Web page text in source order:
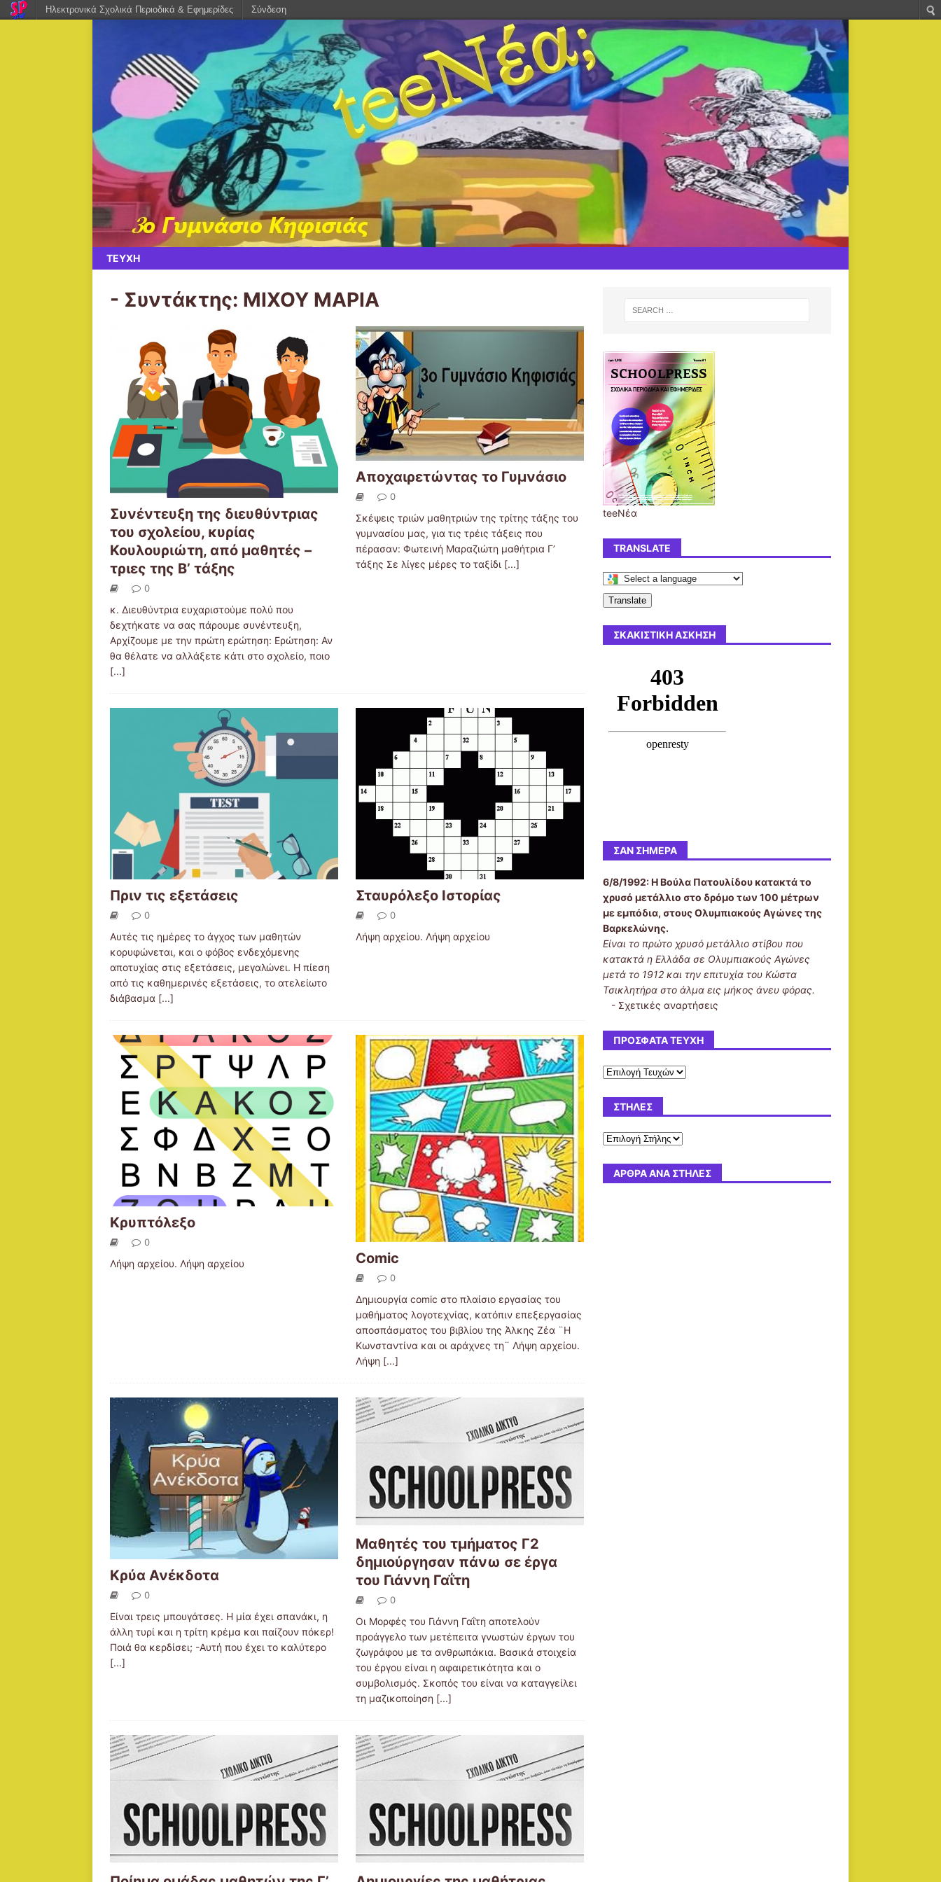
ΤΕΥΧΗ
- Συντάκτης: ΜΙΧΟΥ ΜΑΡΙΑ
Συνέντευξη της διευθύντριας
του σχολείου, κυρίας
Κουλουριώτη, από μαθητές –
τριες της Β’ τάξης
0
κ. Διευθύντρια ευχαριστούμε πολύ που
δεχτήκατε να σας πάρουμε συνέντευξη,
Αρχίζουμε με την πρώτη ερώτηση: Ερώτηση: Αν
θα θέλατε να αλλάξετε κάτι στο σχολείο, ποιο
[...]
Αποχαιρετώντας το Γυμνάσιο
0
Σκέψεις τριών μαθητριών της τρίτης τάξης του
γυμνασίου μας, για τις τρέις τάξεις που
πέρασαν: Φωτεινή Μαραζιώτη μαθήτρια Γ’
τάξης Σε λίγες μέρες το ταξίδι [...]
Πριν τις εξετάσεις
0
Αυτές τις ημέρες το άγχος των μαθητών
κορυφώνεται, και ο φόβος ενδεχόμενης
αποτυχίας στις εξετάσεις, μεγαλώνει. Η πίεση
από τις καθημερινές εξετάσεις, το ατελείωτο
διάβασμα [...]
Σταυρόλεξο Ιστορίας
0
Λήψη αρχείου. Λήψη αρχείου
Κρυπτόλεξο
0
Λήψη αρχείου. Λήψη αρχείου Comic
0
Δημιουργία comic στο πλαίσιο εργασίας του
μαθήματος λογοτεχνίας, κατόπιν επεξεργασίας
αποσπάσματος του βιβλίου της Άλκης Ζέα ¨Η
Κωνσταντίνα και οι αράχνες τη¨ Λήψη αρχείου.
Λήψη [...]
Κρύα Ανέκδοτα
0
Είναι τρεις μπουγάτσες. Η μία έχει σπανάκι, η
άλλη τυρί και η τρίτη κρέμα και παίζουν πόκερ!
Ποιά θα κερδίσει; -Αυτή που έχει το καλύτερο
[...]
Μαθητές του τμήματος Γ2
δημιούργησαν πάνω σε έργα
του Γιάννη Γαΐτη
0
Οι Μορφές του Γιάννη Γαΐτη αποτελούν
προάγγελο των μετέπειτα γνωστών έργων του
ζωγράφου με τα ανθρωπάκια. Βασικά στοιχεία
του έργου είναι η αφαιρετικότητα και ο
συμβολισμός. Σκοπός του είναι να καταγγείλει
τη μαζικοποίηση [...]
teeΝέα
TRANSLATE
Translate
ΣΚΑΚΙΣΤΙΚΉ ΆΣΚΗΣΗ
ΣΑΝ ΣΉΜΕΡΑ
6/8/1992:Η Βούλα Πατουλίδου κατακτά το
χρυσό μετάλλιο στο δρόμο των 100 μέτρων
με εμπόδια, στους Ολυμπιακούς Αγώνες της
Βαρκελώνης.
Είναι το πρώτο χρυσό μετάλλιο στίβου που
κατακτά η Ελλάδα σε Ολυμπιακούς Αγώνες
μετά το 1912 και την επιτυχία του Κώστα
Τσικλητήρα στο άλμα εις μήκος άνευ φόρας.
- Σχετικές αναρτήσεις
ΠΡΌΣΦΑΤΑ ΤΕΎΧΗ
ΣΤΉΛΕΣ
ΆΡΘΡΑ ΑΝΆ ΣΤΉΛΕΣ
Ηλεκτρονικά Σχολικά Περιοδικά & Εφημερίδες Σύνδεση